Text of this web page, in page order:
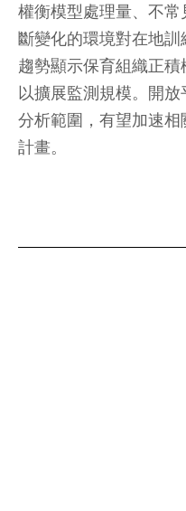
權衡模型處理量、不
斷變化的環境對在地
趨勢顯示保育組織正積
以擴展監測規模。開
分析範圍，有望加速相
計畫。